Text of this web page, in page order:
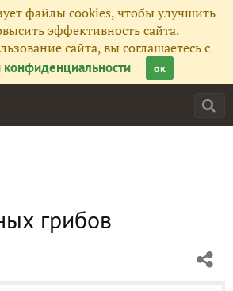
файлы cookies, чтобы улучшить
эффективность сайта.
сайта, вы соглашаетесь с
конфиденциальности
ок
грибов